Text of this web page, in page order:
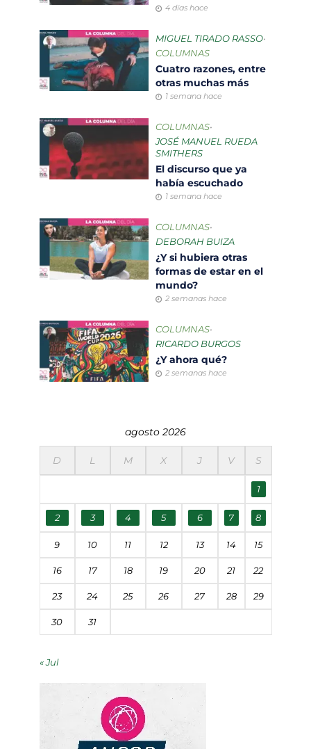
4 días hace
MIGUEL TIRADO RASSO•
COLUMNAS
Cuatro razones, entre
otras muchas más
1 semana hace
COLUMNAS•
JOSÉ MANUEL RUEDA
SMITHERS
El discurso que ya
había escuchado
1 semana hace
COLUMNAS•
DEBORAH BUIZA
¿Y si hubiera otras
formas de estar en el
mundo?
2 semanas hace
COLUMNAS•
RICARDO BURGOS
¿Y ahora qué?
2 semanas hace
agosto 2026
D L M X J V S
1
2 3 4 5 6 7 8
9 10 11 12 13 14 15
16 17 18 19 20 21 22
23 24 25 26 27 28 29
30 31
« Jul